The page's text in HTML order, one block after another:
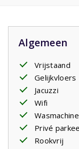
vaatwasser,
bevindt zich een
Dewoonkamer
een tv met
werkplek. De villa
voldoende
stapelbedden
biedt plaats aan 2
beschikt over een
Algemeen
Vrijstaand
Gelijkvloers
Jacuzzi
Wifi
Wasmachine
Privé
Rookvrij